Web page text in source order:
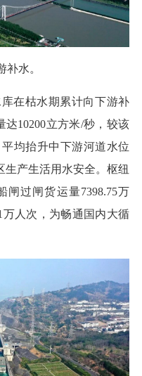
补水。
在枯水期累计向下游补
达10200立方米/秒，较该
均抬升中下游河道水位
生产生活用水安全。枢纽
过闸货运量7398.75万
人次，为畅通国内大循